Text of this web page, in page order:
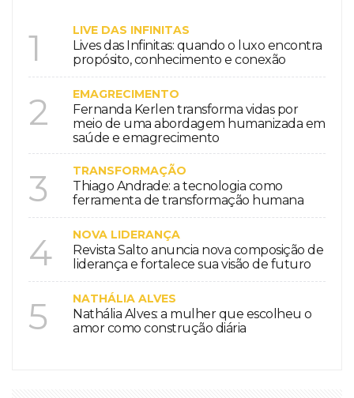
1 LIVE DAS INFINITAS
Lives das Infinitas: quando o luxo encontra
propósito, conhecimento e conexão
2 EMAGRECIMENTO
Fernanda Kerlen transforma vidas por
meio de uma abordagem humanizada em
saúde e emagrecimento
3 TRANSFORMAÇÃO
Thiago Andrade: a tecnologia como
ferramenta de transformação humana
4 NOVA LIDERANÇA
Revista Salto anuncia nova composição de
liderança e fortalece sua visão de futuro
5 NATHÁLIA ALVES
Nathália Alves: a mulher que escolheu o
amor como construção diária